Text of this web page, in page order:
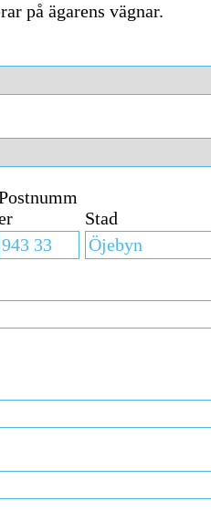
på ägarens vägnar.
Stad